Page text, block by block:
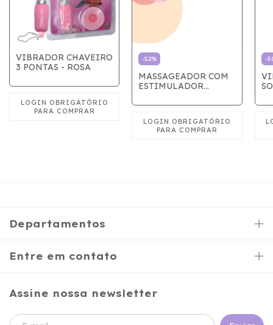
VIBRADOR CHAVEIRO
3 PONTAS - ROSA
-52%
MASSAGEADOR COM
ESTIMULADOR
-
Departamentos
Entre em contato
Assine nossa newsletter